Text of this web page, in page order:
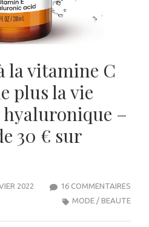
la vitamine C
plus la vie
hyaluronique –
30 € sur
2022 16 COMMENTAIRES
LES
MODE / BEAUTE